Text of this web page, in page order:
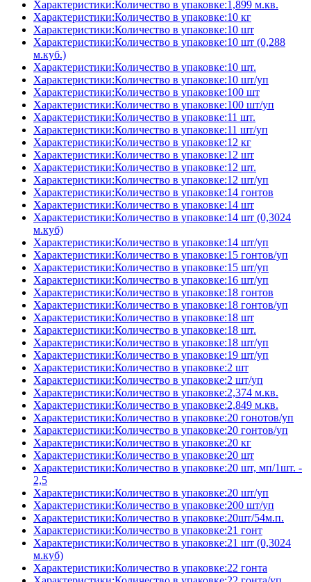
Характеристики:Количество в упаковке:1,899 м.кв.
Характеристики:Количество в упаковке:10 кг
Характеристики:Количество в упаковке:10 шт
Характеристики:Количество в упаковке:10 шт (0,288
м.куб.)
Характеристики:Количество в упаковке:10 шт.
Характеристики:Количество в упаковке:10 шт/уп
Характеристики:Количество в упаковке:100 шт
Характеристики:Количество в упаковке:100 шт/уп
Характеристики:Количество в упаковке:11 шт.
Характеристики:Количество в упаковке:11 шт/уп
Характеристики:Количество в упаковке:12 кг
Характеристики:Количество в упаковке:12 шт
Характеристики:Количество в упаковке:12 шт.
Характеристики:Количество в упаковке:12 шт/уп
Характеристики:Количество в упаковке:14 гонтов
Характеристики:Количество в упаковке:14 шт
Характеристики:Количество в упаковке:14 шт (0,3024
м.куб)
Характеристики:Количество в упаковке:14 шт/уп
Характеристики:Количество в упаковке:15 гонтов/уп
Характеристики:Количество в упаковке:15 шт/уп
Характеристики:Количество в упаковке:16 шт/уп
Характеристики:Количество в упаковке:18 гонтов
Характеристики:Количество в упаковке:18 гонтов/уп
Характеристики:Количество в упаковке:18 шт
Характеристики:Количество в упаковке:18 шт.
Характеристики:Количество в упаковке:18 шт/уп
Характеристики:Количество в упаковке:19 шт/уп
Характеристики:Количество в упаковке:2 шт
Характеристики:Количество в упаковке:2 шт/уп
Характеристики:Количество в упаковке:2,374 м.кв.
Характеристики:Количество в упаковке:2,849 м.кв.
Характеристики:Количество в упаковке:20 гонотов/уп
Характеристики:Количество в упаковке:20 гонтов/уп
Характеристики:Количество в упаковке:20 кг
Характеристики:Количество в упаковке:20 шт
Характеристики:Количество в упаковке:20 шт, мп/1шт. -
2,5
Характеристики:Количество в упаковке:20 шт/уп
Характеристики:Количество в упаковке:200 шт/уп
Характеристики:Количество в упаковке:20шт/54м.п.
Характеристики:Количество в упаковке:21 гонт
Характеристики:Количество в упаковке:21 шт (0,3024
м.куб)
Характеристики:Количество в упаковке:22 гонта